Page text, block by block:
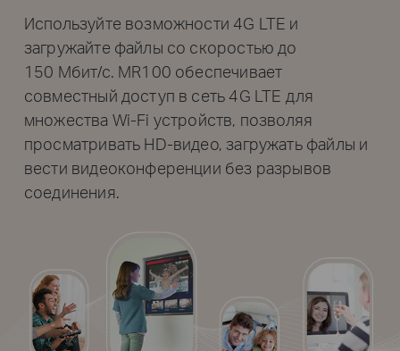
Используйте возможности 4G LTE и
загружайте файлы со скоростью до
150 Мбит/с. MR100 обеспечивает
совместный доступ в сеть 4G LTE для
множества Wi‑Fi устройств, позволяя
просматривать HD‑видео, загружать файлы и
вести видеоконференции без разрывов
соединения.